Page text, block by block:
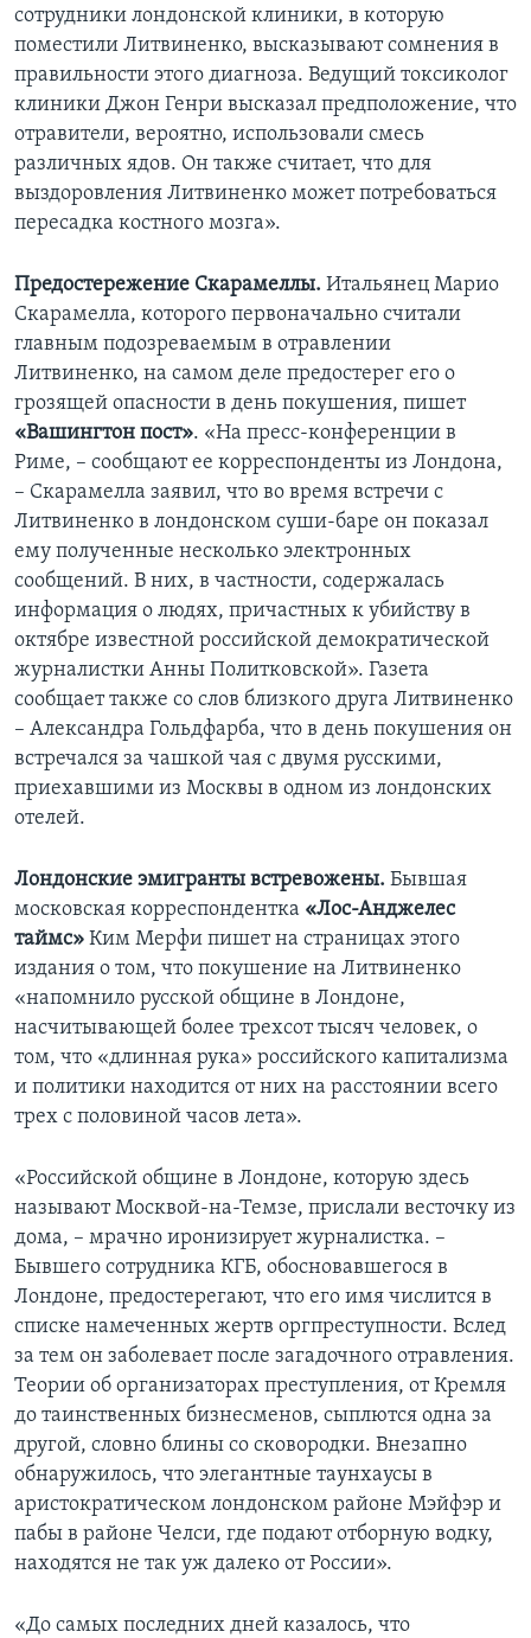
сотрудники лондонской клиники, в которую
поместили Литвиненко, высказывают сомнения в
правильности этого диагноза. Ведущий токсиколог
клиники Джон Генри высказал предположение, что
отравители, вероятно, использовали смесь
различных ядов. Он также считает, что для
выздоровления Литвиненко может потребоваться
пересадка костного мозга».
Предостережение Скарамеллы. Итальянец Марио
Скарамелла, которого первоначально считали
главным подозреваемым в отравлении
Литвиненко, на самом деле предостерег его о
грозящей опасности в день покушения, пишет
«Вашингтон пост». «На пресс-конференции в
Риме, – сообщают ее корреспонденты из Лондона,
– Скарамелла заявил, что во время встречи с
Литвиненко в лондонском суши-баре он показал
ему полученные несколько электронных
сообщений. В них, в частности, содержалась
информация о людях, причастных к убийству в
октябре известной российской демократической
журналистки Анны Политковской». Газета
сообщает также со слов близкого друга Литвиненко
– Александра Гольдфарба, что в день покушения он
встречался за чашкой чая с двумя русскими,
приехавшими из Москвы в одном из лондонских
отелей.
Лондонские эмигранты встревожены. Бывшая
московская корреспондентка «Лос-Анджелес
таймс» Ким Мерфи пишет на страницах этого
издания о том, что покушение на Литвиненко
«напомнило русской общине в Лондоне,
насчитывающей более трехсот тысяч человек, о
том, что «длинная рука» российского капитализма
и политики находится от них на расстоянии всего
трех с половиной часов лета».
«Российской общине в Лондоне, которую здесь
называют Москвой-на-Темзе, прислали весточку из
дома, – мрачно иронизирует журналистка. –
Бывшего сотрудника КГБ, обосновавшегося в
Лондоне, предостерегают, что его имя числится в
списке намеченных жертв оргпреступности. Вслед
за тем он заболевает после загадочного отравления.
Теории об организаторах преступления, от Кремля
до таинственных бизнесменов, сыплются одна за
другой, словно блины со сковородки. Внезапно
обнаружилось, что элегантные таунхаусы в
аристократическом лондонском районе Мэйфэр и
пабы в районе Челси, где подают отборную водку,
находятся не так уж далеко от России».
«До самых последних дней казалось, что